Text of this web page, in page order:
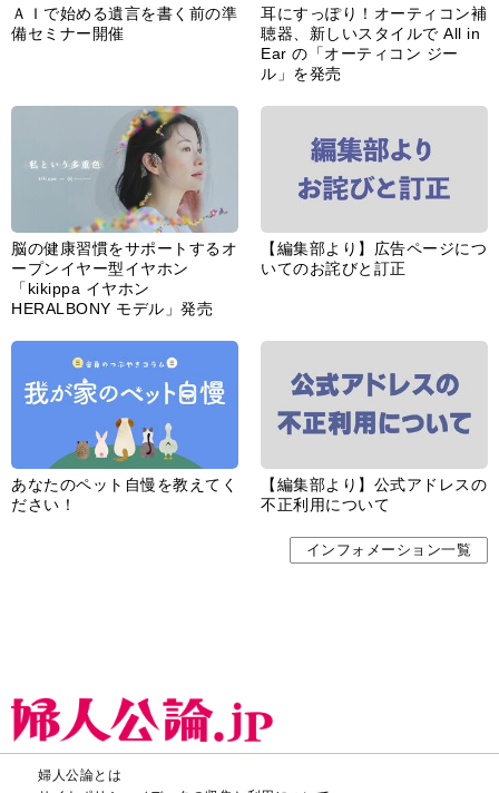
ＡＩで始める遺言を書く前の準
備セミナー開催
耳にすっぽり！オーティコン補
聴器、新しいスタイルで All in
Ear の「オーティコン ジー
ル」を発売
脳の健康習慣をサポートするオ
ープンイヤー型イヤホン
「kikippa イヤホン
HERALBONY モデル」発売
【編集部より】広告ページにつ
いてのお詫びと訂正
あなたのペット自慢を教えてく
ださい！
【編集部より】公式アドレスの
不正利用について
インフォメーション一覧
婦人公論とは